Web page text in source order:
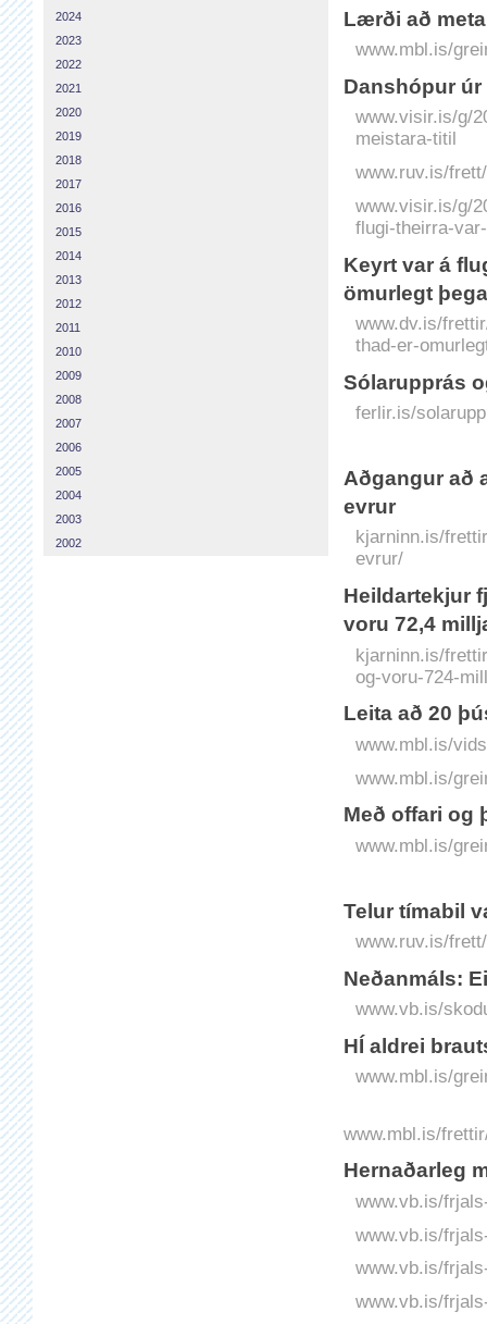
Lærði að
www.mbl.is/
Dans­hópur
www.visir.is/g/
meistara-titil
www.ruv.is/
www.visir.is/g/
flugi-theirra-
Keyrt var á
ömurlegt
www.dv.is/
thad-er-
Sólarupprás
ferlir.is/
Aðgangur að
evrur
kjarninn.is/
evrur/
Heildartekjur
voru 72,4
kjarninn.is/
og-voru-724-
Leita að 20
www.mbl.is/
www.mbl.is/
Með offari og
www.mbl.is/
Telur tímabil
www.ruv.is/
Neðanmáls:
www.vb.is/
HÍ aldrei
www.mbl.is/
www.mbl.is/
Hernaðarleg
www.vb.is/
www.vb.is/
www.vb.is/
www.vb.is/
2024
2023
2022
2021
2020
2019
2018
2017
2016
2015
2014
2013
2012
2011
2010
2009
2008
2007
2006
2005
2004
2003
2002